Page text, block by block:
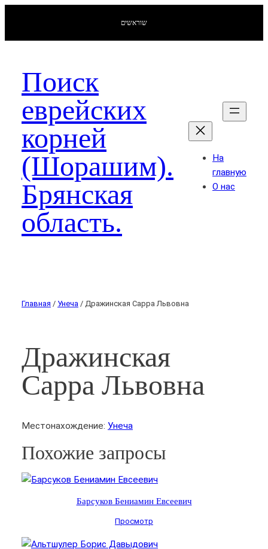
שוראשים
Поиск
еврейских
корней
(Шорашим).
Брянская
область.
На
главную
О нас
Главная / Унеча / Дражинская Сарра Львовна
Дражинская
Сарра Львовна
Местонахождение: Унеча
Похожие запросы
Барсуков Бениамин Евсеевич
Просмотр